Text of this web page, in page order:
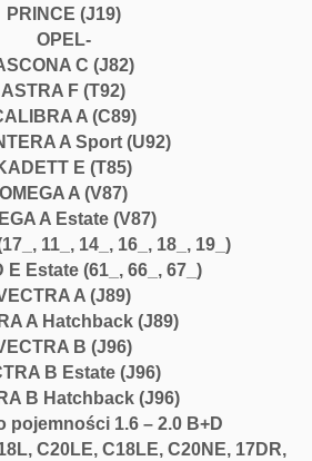
PRINCE (J19)
OPEL-
C (J82)
ASTRA F (T92)
A (C89)
A Sport (U92)
E (T85)
OMEGA A (V87)
A Estate (V87)
11_, 14_, 16_, 18_, 19_)
E Estate (61_, 66_, 67_)
A (J89)
A Hatchback (J89)
B (J96)
B Estate (J96)
B Hatchback (J96)
pojemności 1.6 – 2.0 B+D
C20LE, C18LE, C20NE, 17DR,